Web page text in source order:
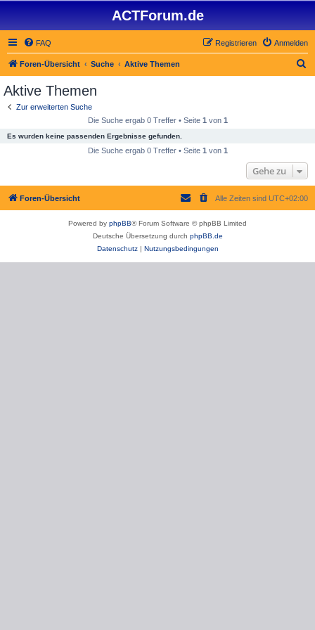
ACTForum.de
FAQ Anmelden
Registrieren
Foren-Übersicht Suche Aktive Themen
Aktive Themen
Zur erweiterten Suche
Die Suche ergab 0 Treffer • Seite 1 von 1
Es wurden keine passenden Ergebnisse gefunden.
Die Suche ergab 0 Treffer • Seite 1 von 1
Gehe zu
Foren-Übersicht Alle Zeiten sind UTC+02:00
Powered by phpBB® Forum Software © phpBB Limited
Deutsche Übersetzung durch phpBB.de
Datenschutz| Nutzungsbedingungen